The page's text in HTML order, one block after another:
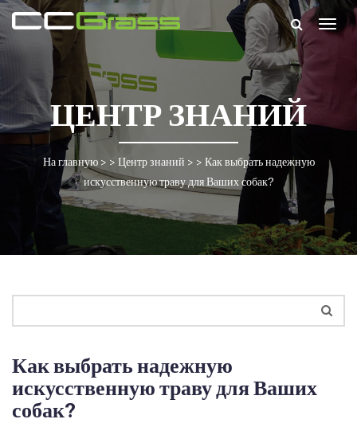
ЦЕНТР ЗНАНИЙ
На главную> > Центр знаний > > Как выбрать надежную
искусственную траву для Ваших собак?
Как выбрать надежную
искусственную траву для Ваших
собак?